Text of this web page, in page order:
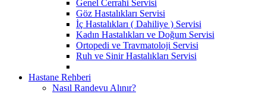
Genel Cerrahi Servisi
Göz Hastalıkları Servisi
İç Hastalıkları ( Dahiliye ) Servisi
Kadın Hastalıkları ve Doğum Servisi
Ortopedi ve Travmatoloji Servisi
Ruh ve Sinir Hastalıkları Servisi
Hastane Rehberi
Nasıl Randevu Alınır?